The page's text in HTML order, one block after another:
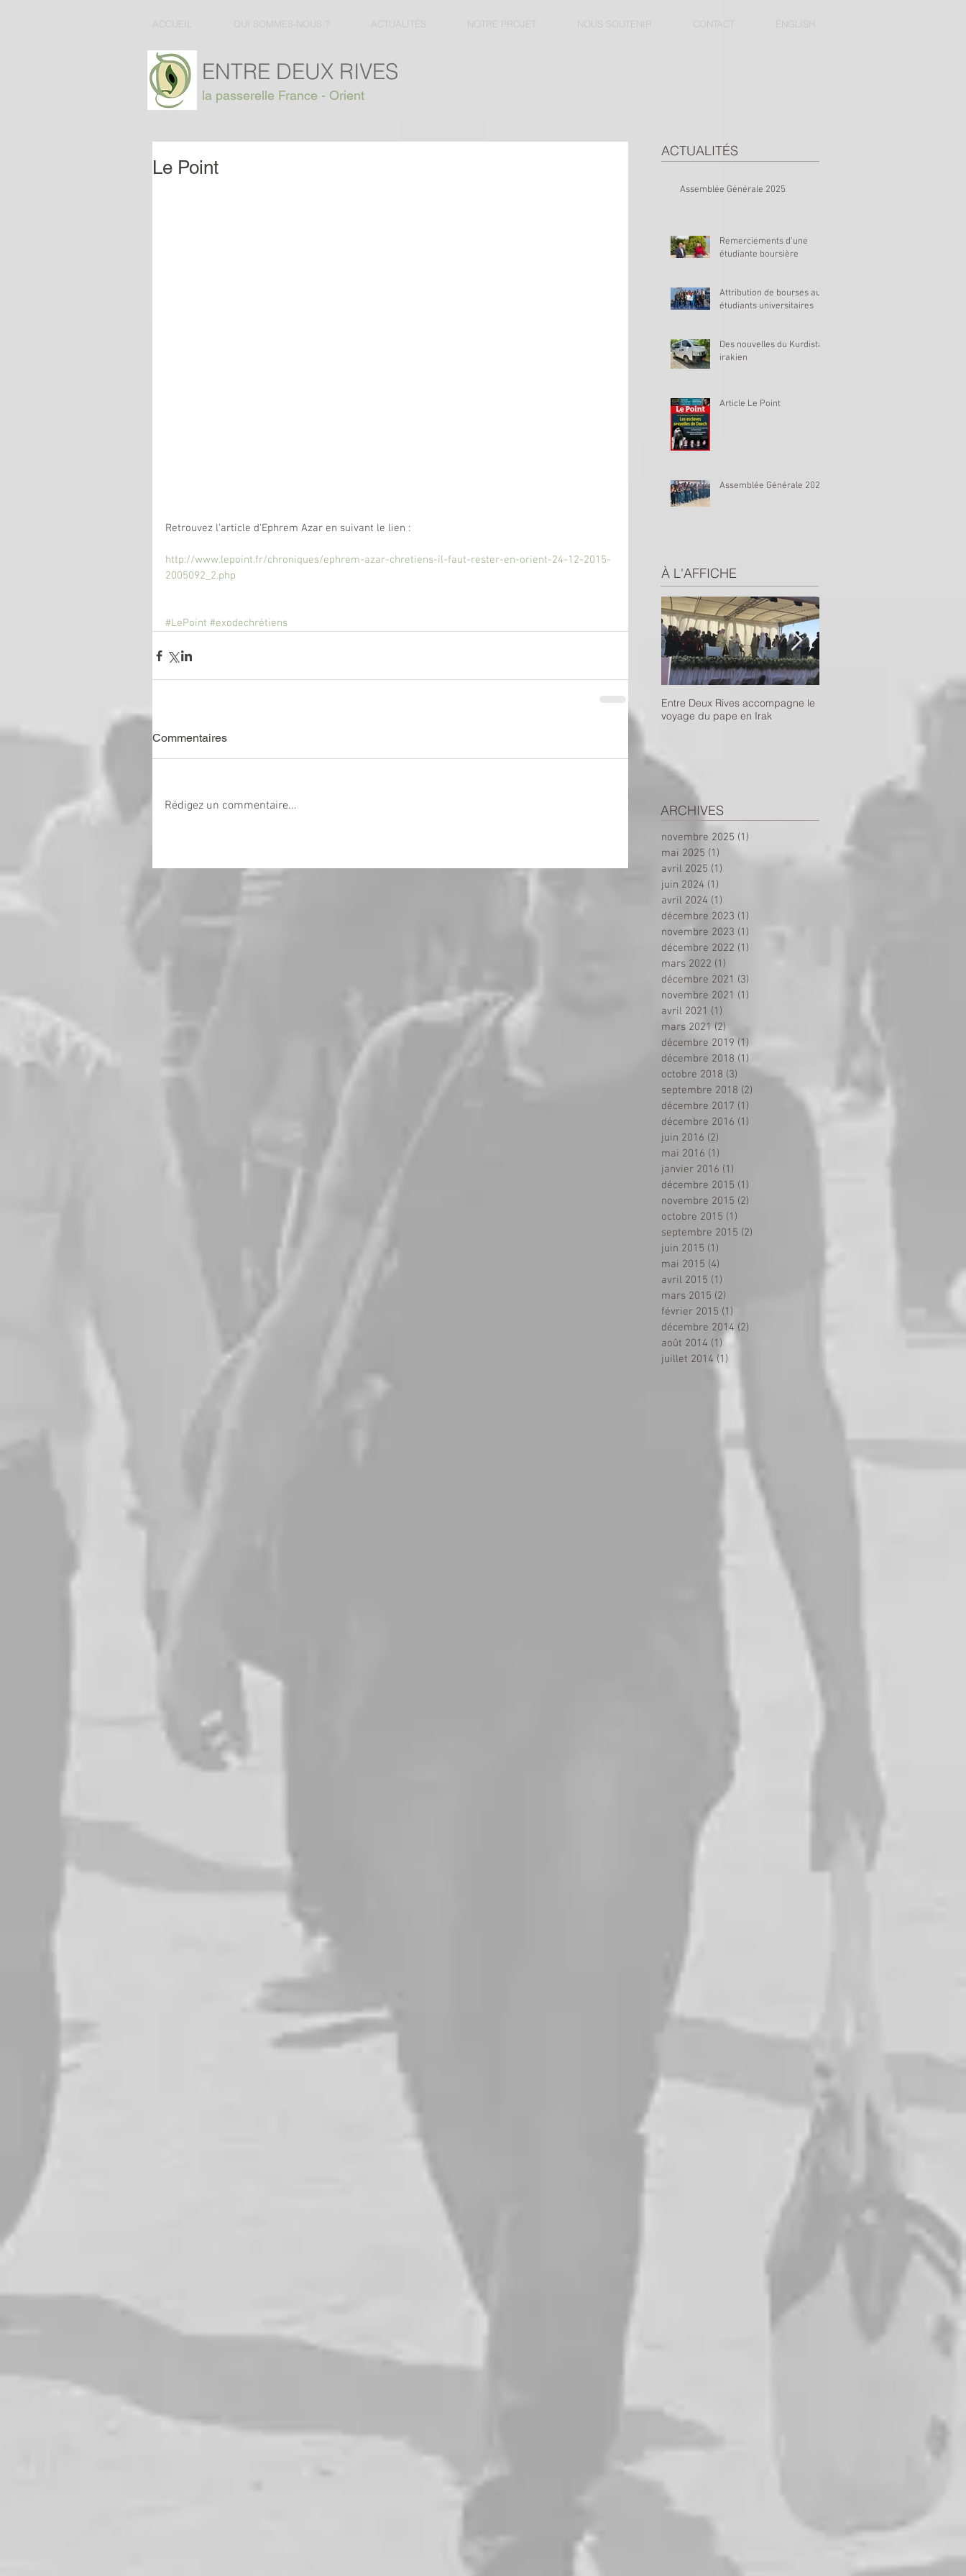
ACCUEIL QUI SOMMES-NOUS ? ACTUALITÉS NOTRE PROJET NOUS SOUTENIR CONTACT ENGLISH
ENTRE DEUX RIVES
la passerelle France - Orient
ACTUALITÉS
Assemblée Générale 2025
Remerciements d'une
étudiante boursière
Attribution de bourses aux
étudiants universitaires
Des nouvelles du Kurdistan
irakien
Article Le Point
Assemblée Générale 2023
À L'AFFICHE
Entre Deux Rives accompagne le
voyage du pape en Irak
ARCHIVES
novembre 2025 (1)
mai 2025 (1)
avril 2025 (1)
juin 2024 (1)
avril 2024 (1)
décembre 2023 (1)
novembre 2023 (1)
décembre 2022 (1)
mars 2022 (1)
décembre 2021 (3)
novembre 2021 (1)
avril 2021 (1)
mars 2021 (2)
décembre 2019 (1)
décembre 2018 (1)
octobre 2018 (3)
septembre 2018 (2)
décembre 2017 (1)
décembre 2016 (1)
juin 2016 (2)
mai 2016 (1)
janvier 2016 (1)
décembre 2015 (1)
novembre 2015 (2)
octobre 2015 (1)
septembre 2015 (2)
juin 2015 (1)
mai 2015 (4)
avril 2015 (1)
mars 2015 (2)
février 2015 (1)
décembre 2014 (2)
août 2014 (1)
juillet 2014 (1)
Le Point
Retrouvez l'article d'Ephrem Azar en suivant le lien :
http://www.lepoint.fr/chroniques/ephrem-azar-chretiens-il-faut-rester-en-orient-24-12-2015-
2005092_2.php
#LePoint #exodechrétiens
Commentaires
Rédigez un commentaire...